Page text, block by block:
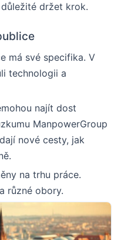
držet krok.
má své specifika. V
technologii a
najít dost
ManpowerGroup
nové cesty, jak
na trhu práce.
různé obory.